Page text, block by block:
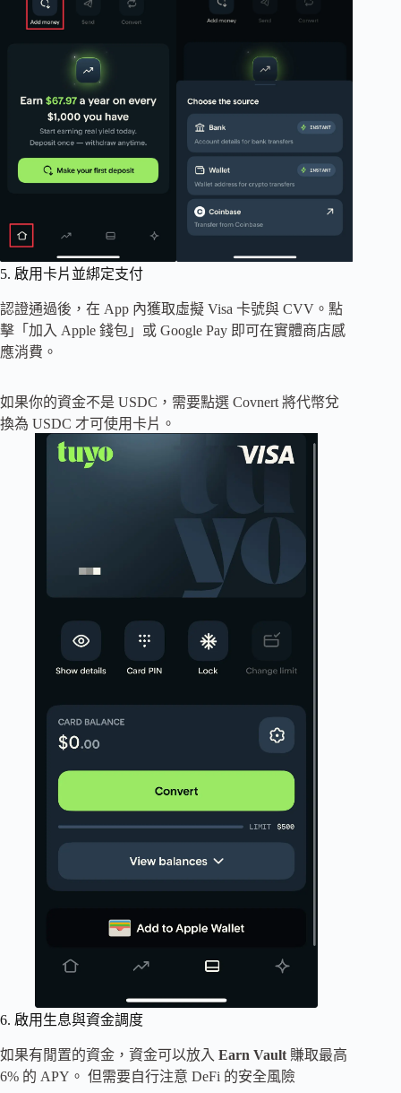
5. 啟用卡片並綁定支付
認證通過後，在 App 內獲取虛擬 Visa 卡號與 CVV。點
擊「加入 Apple 錢包」或 Google Pay 即可在實體商店感
應消費。
如果你的資金不是 USDC，需要點選 Covnert 將代幣兌
換為 USDC 才可使用卡片。
6. 啟用生息與資金調度
如果有閒置的資金，資金可以放入 Earn Vault 賺取最高
6% 的 APY。 但需要自行注意 DeFi 的安全風險